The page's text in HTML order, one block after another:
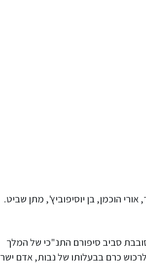
הוכמן, בן יוסיפוביץ', מתן שביט.
סביב סיפורם התנ"כי של המלך
כרם בבעלותו של נבות, אדם ישר